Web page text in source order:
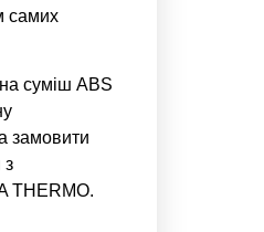
самих
суміш ABS
замовити
з
THERMO.